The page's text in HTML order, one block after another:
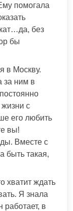
помогала
без
бы
в Москву.
за ним в
с
его любить
вы!
Вместе с
быть такая,
хватит ждать
Я знала
работает, в